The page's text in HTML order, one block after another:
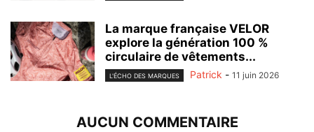
La marque française VELOR
explore la génération 100 %
circulaire de vêtements...
L'ÉCHO DES MARQUES Patrick - 11 juin 2026
AUCUN COMMENTAIRE